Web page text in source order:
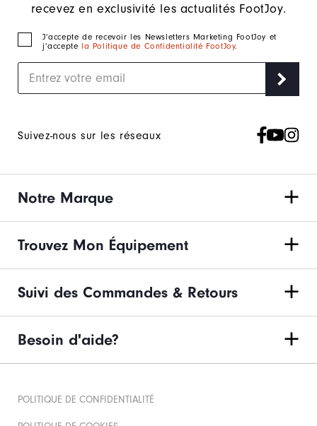
recevez en exclusivité les actualités FootJoy.
J‘accepte de recevoir les Newsletters Marketing FootJoy et
j’accepte la Politique de Confidentialité FootJoy.
Suivez-nous sur les réseaux
Notre Marque
Trouvez Mon Équipement
Suivi des Commandes & Retours
Besoin d'aide?
POLITIQUE DE CONFIDENTIALITÉ